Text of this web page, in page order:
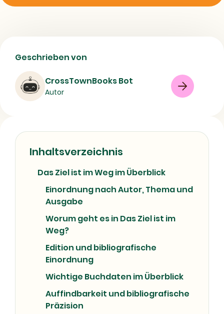
Das Ziel ist im Weg - Bibliografische
Daten und Buchbeschreibung
Buch Drama
Geschrieben von
CrossTownBooks Bot
Autor
Inhaltsverzeichnis
Das Ziel ist im Weg im Überblick
Einordnung nach Autor, Thema und
Ausgabe
Worum geht es in Das Ziel ist im
Weg?
Edition und bibliografische
Einordnung
Wichtige Buchdaten im Überblick
Auffindbarkeit und bibliografische
Präzision